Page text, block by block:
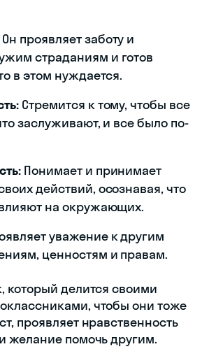
Он проявляет заботу и
страданиям и готов
в этом нуждается.
Стремится к тому, чтобы все
заслуживают, и все было по-
Понимает и принимает
действий, осознавая, что
на окружающих.
уважение к другим
ценностям и правам.
который делится своими
чтобы они тоже
проявляет нравственность
желание помочь другим.